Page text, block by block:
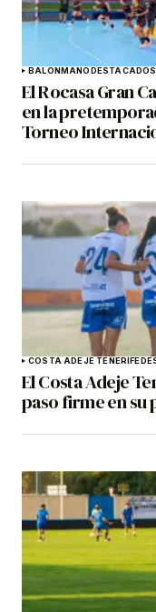
BALONMANODESTACADOS
El Rocasa Gran
en la
Torneo
COSTA ADEJE TENERIFE
El Costa Adeje
paso firme en